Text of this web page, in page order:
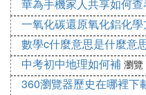
『伍』 什麼是地理
地理是世界或某一地區
及社會要素的統稱。
華為手機家人共享如何
一氧化碳還原氧化鋁化
數學c什麼意思是什麼意
中考初中地理如何補 瀏覽
360瀏覽器歷史在哪裡下